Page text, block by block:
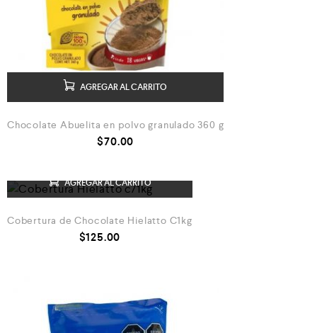
AGREGAR AL CARRITO
Chocolate Abuelita en polvo granulado 360 g
$70.00
AGREGAR AL CARRITO
Cobertura de Chocolate Hielatto C1kg
$125.00